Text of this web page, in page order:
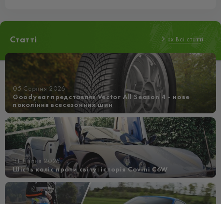
Статті px Всі статті
05 Серпня 2026
Goodyear представляє Vector All Season 4 - нове
покоління всесезонних шин
31 Липня 2026
Шість коліс проти світу: історія Covini C6W